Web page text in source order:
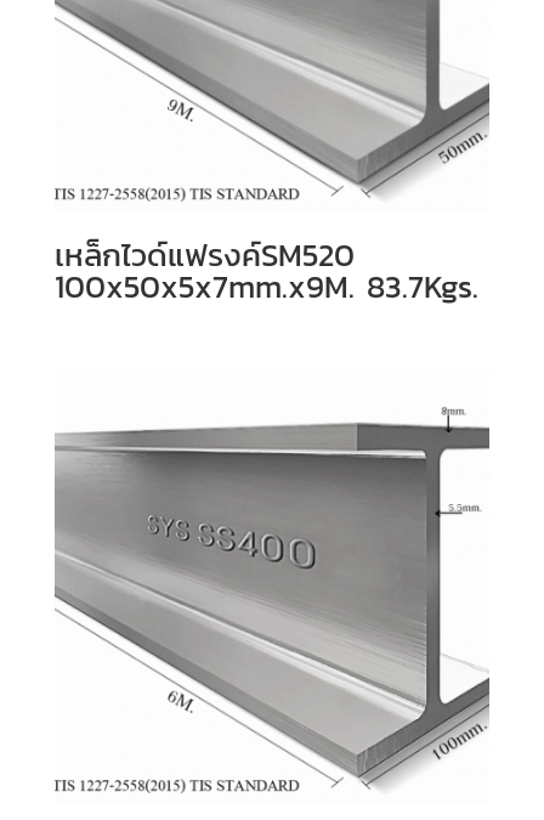
เหล็กไวด์แฟรงค์SM520
100x50x5x7mm.x9M. 83.7Kgs.